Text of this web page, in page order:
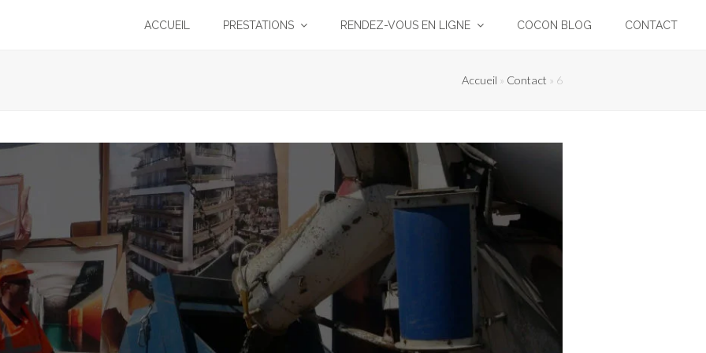
ACCUEIL PRESTATIONS RENDEZ-VOUS EN LIGNE COCON BLOG CONTACT
Accueil » Contact » 6